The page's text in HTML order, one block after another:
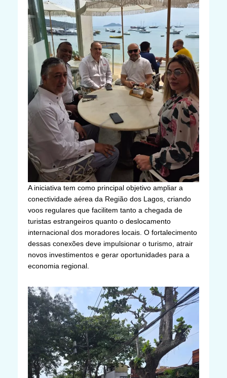
A iniciativa tem como principal objetivo ampliar a
conectividade aérea da Região dos Lagos, criando
voos regulares que facilitem tanto a chegada de
turistas estrangeiros quanto o deslocamento
internacional dos moradores locais. O fortalecimento
dessas conexões deve impulsionar o turismo, atrair
novos investimentos e gerar oportunidades para a
economia regional.